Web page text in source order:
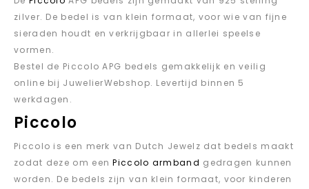
zilver. De bedel is van klein formaat, voor wie van fijne
sieraden houdt en verkrijgbaar in allerlei speelse
vormen.
Bestel de Piccolo APG bedels gemakkelijk en veilig
online bij JuwelierWebshop. Levertijd binnen 5
werkdagen.
Piccolo
Piccolo is een merk van Dutch Jewelz dat bedels maakt
zodat deze om eenPiccolo armband gedragen kunnen
worden. De bedels zijn van klein formaat, voor kinderen